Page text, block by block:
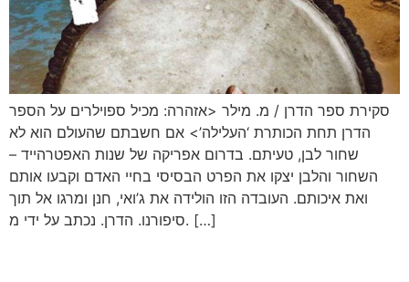
סקירת ספר הדרן / מ. מילר <אזהרה: מכיל ספוילרים על הספר
הדרן תחת הכותרת ‘העלילה’> אם חשבתם שהעולם הוא לא
שחור לבן, טעיתם. בדרום אפריקה של שנות האפטרהייד –
השחור והלבן יצקו את הפרט הבסיסי בחיי האדם וקבעו אותם
ואת איכותם. העובדה הזו הולידה את ג’ואי, חנן ומרגו אל תוך
סיפורנו. הדרן. נכתב על ידי מ. […]